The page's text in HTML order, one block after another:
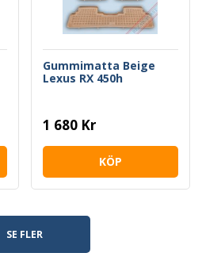
Gummimatta Beige
Lexus RX 450h
1 680 Kr
KÖP
SE FLER